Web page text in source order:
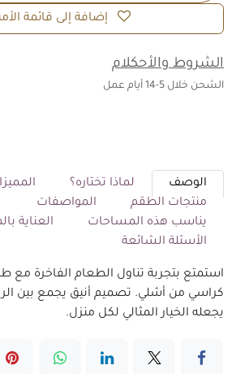
إضافة إلى قائمة
الشروط والأحكلام
الشحن خلال 5-14 أيام عمل
الوصف لماذا تختاره؟
منتجات الطقم
المواصفات
يناسب هذه المساحات
العناية
الأسئلة الشائعة
كراسي من أشلي. تصميم أنيق يجمع بين
يجعله الخيار المثالي لكل منزل.